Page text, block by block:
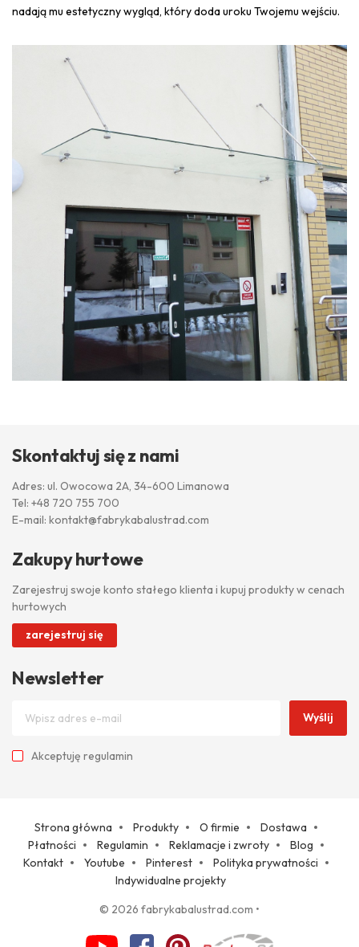
nadają mu estetyczny wygląd, który doda uroku Twojemu wejściu.
Skontaktuj się z nami
Adres: ul. Owocowa 2A, 34-600 Limanowa
Tel: +48 720 755 700
E-mail: kontakt@fabrykabalustrad.com
Zakupy hurtowe
Zarejestruj swoje konto stałego klienta i kupuj produkty w cenach
hurtowych
zarejestruj się
Newsletter
Wyślij
Akceptuję regulamin
Strona główna Produkty O firmie
Dostawa
Płatności
Regulamin Reklamacje i zwroty
Blog
Kontakt
Youtube Pinterest
Polityka prywatności
Indywidualne projekty
© 2026 fabrykabalustrad.com •